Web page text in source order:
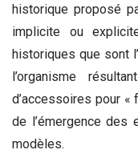
historique proposé
implicite ou
historiques que sont
l’organisme
d’accessoires pour
de l’émergence des
modèles.